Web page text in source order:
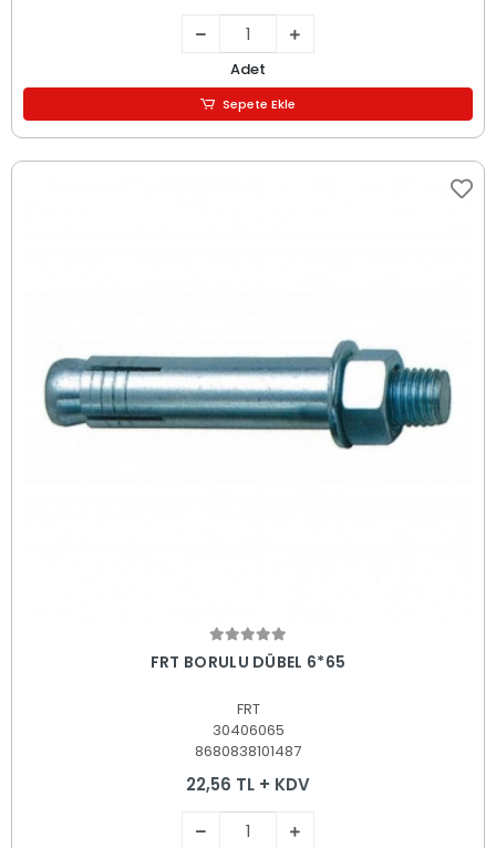
Adet
Sepete Ekle
Sepete Ekle
FRT BORULU DÜBEL 6*65
FRT
30406065
8680838101487
22,56 TL + KDV